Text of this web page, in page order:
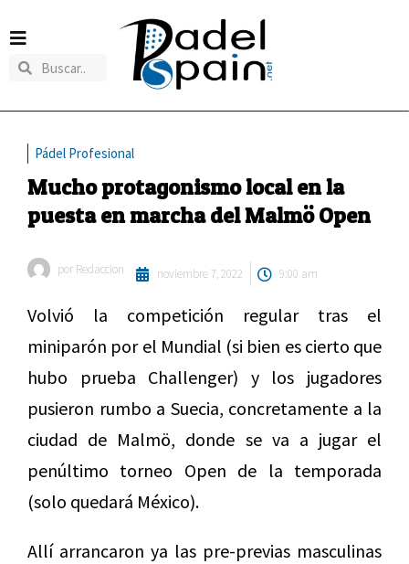
Pádel Profesional
Mucho protagonismo local en la
puesta en marcha del Malmö Open
por Redaccion noviembre 7, 2022 9:00 am
Volvió la competición regular tras el
miniparón por el Mundial (si bien es cierto que
hubo prueba Challenger) y los jugadores
pusieron rumbo a Suecia, concretamente a la
ciudad de Malmö, donde se va a jugar el
penúltimo torneo Open de la temporada
(solo quedará México).
Allí arrancaron ya las pre-previas masculinas